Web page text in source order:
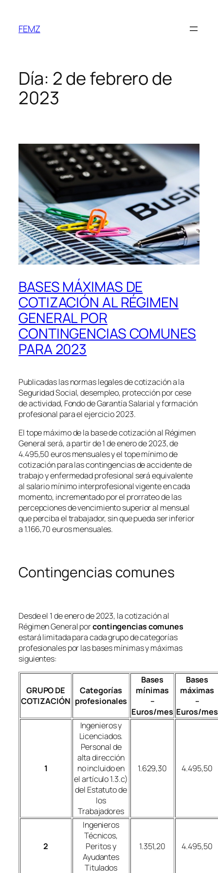
FEMZ
Día: 2 de febrero de
2023
BASES MÁXIMAS DE
COTIZACIÓN AL RÉGIMEN
GENERAL POR
CONTINGENCIAS COMUNES
PARA 2023
Publicadas las normas legales de cotización a la
Seguridad Social, desempleo, protección por cese
de actividad, Fondo de Garantía Salarial y formación
profesional para el ejercicio 2023.
El tope máximo de la base de cotización al Régimen
General será, a partir de 1 de enero de 2023, de
4.495,50 euros mensuales y el tope mínimo de
cotización para las contingencias de accidente de
trabajo y enfermedad profesional será equivalente
al salario mínimo interprofesional vigente en cada
momento, incrementado por el prorrateo de las
percepciones de vencimiento superior al mensual
que perciba el trabajador, sin que pueda ser inferior
a 1.166,70 euros mensuales.
Contingencias comunes
Desde el 1 de enero de 2023, la cotización al
Régimen General porcontingencias comunes
estará limitada para cada grupo de categorías
profesionales por las bases mínimas y máximas
siguientes:
GRUPO DE
COTIZACIÓN
Categorías
profesionales
Bases
mínimas
–
Euros/mes
Bases
máximas
–
Euros/mes
1
Ingenieros y
Licenciados.
Personal de
alta dirección
no incluido en
el artículo 1.3.c)
del Estatuto de
los
Trabajadores
1.629,30 4.495,50
2
Ingenieros
Técnicos,
Peritos y
Ayudantes
Titulados
1.351,20 4.495,50